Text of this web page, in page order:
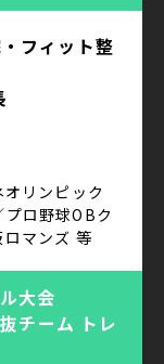
フィット整
リンピック
ロ野球OBク
マンズ 等
大会
チーム トレ